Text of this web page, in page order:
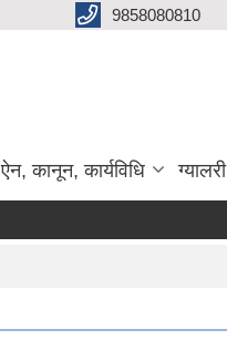
9858080810
ऐन, कानून, कार्यविधि ग्यालरी